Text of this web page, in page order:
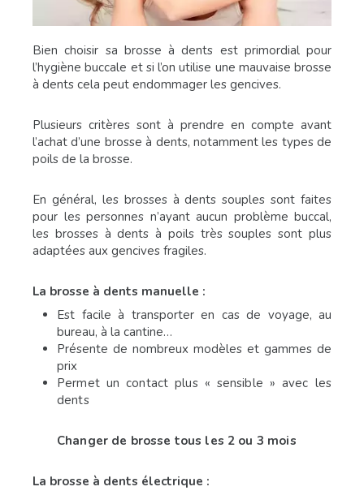
Bien choisir sa brosse à dents est primordial pour
l’hygiène buccale et si l’on utilise une mauvaise brosse
à dents cela peut endommager les gencives.
Plusieurs critères sont à prendre en compte avant
l’achat d’une brosse à dents, notamment les types de
poils de la brosse.
En général, les brosses à dents souples sont faites
pour les personnes n’ayant aucun problème buccal,
les brosses à dents à poils très souples sont plus
adaptées aux gencives fragiles.
La brosse à dents manuelle :
Est facile à transporter en cas de voyage, au
bureau, à la cantine…
Présente de nombreux modèles et gammes de
prix
Permet un contact plus « sensible » avec les
dents
Changer de brosse tous les 2 ou 3 mois
La brosse à dents électrique :